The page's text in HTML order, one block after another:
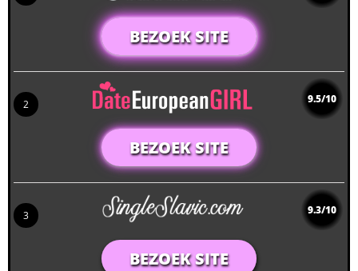
BEZOEK SITE
2 9.5/10
BEZOEK SITE
3 9.3/10
BEZOEK SITE